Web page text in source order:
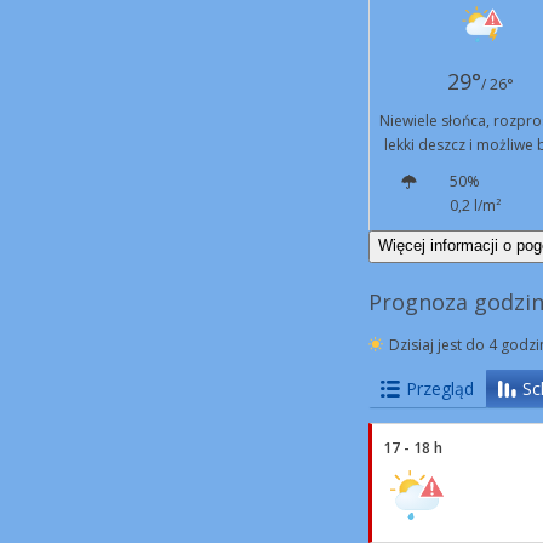
29°/ 26°
Niewiele słońca,
lekki deszcz i możliwe
50%
0,2 l/m²
W
9 km/h
Więcej informacji o
Prognoza
Dzisiaj jest do 4
Przegląd
17 - 18 h